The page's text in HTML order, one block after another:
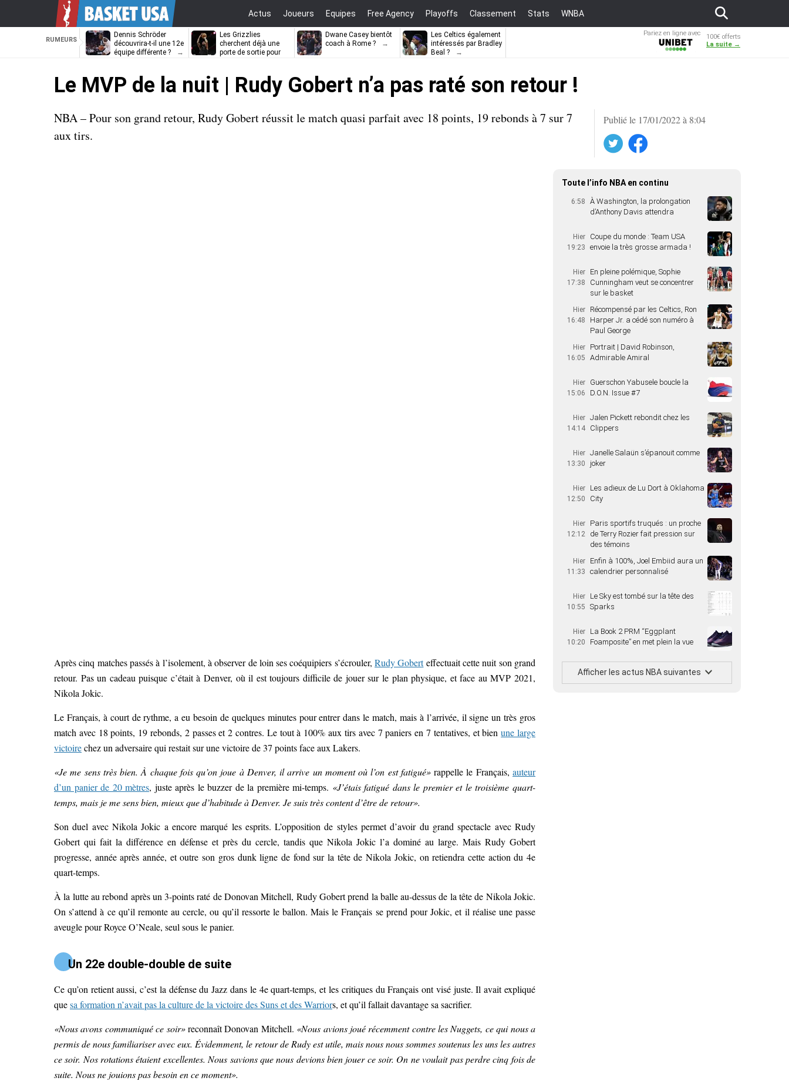
Actus Joueurs Equipes Free Agency Playoffs Classement Stats WNBA
RUMEURS
Dennis Schröder
découvrira-t-il une 12e
équipe différente ?
Les Grizzlies
cherchent déjà une
porte de sortie pour
Dwane Casey bientôt
coach à Rome ?
Les Celtics également
intéressés par Bradley
Beal ?
Pariez en ligne avec
100€ offerts
La suite →
Le MVP de la nuit | Rudy Gobert n’a pas raté son retour !
Publié le 17/01/2022 à 8:04
Facebook
NBA – Pour son grand retour, Rudy Gobert réussit le match quasi parfait avec 18 points, 19 rebonds à 7 sur 7
aux tirs.
Après cinq matches passés à l’isolement, à observer de loin ses coéquipiers s’écrouler,Rudy Goberteffectuait cette nuit son grand
retour. Pas un cadeau puisque c’était à Denver, où il est toujours difficile de jouer sur le plan physique, et face au MVP 2021,
Nikola Jokic.
Le Français, à court de rythme, a eu besoin de quelques minutes pour entrer dans le match, mais à l’arrivée, il signe un très gros
match avec 18 points, 19 rebonds, 2 passes et 2 contres. Le tout à 100% aux tirs avec 7 paniers en 7 tentatives, et bienune large
victoirechez un adversaire qui restait sur une victoire de 37 points face aux Lakers.
«Je me sens très bien. À chaque fois qu’on joue à Denver, il arrive un moment où l’on est fatigué»rappelle le Français,auteur
d’un panier de 20 mètres, juste après le buzzer de la première mi-temps. «J’étais fatigué dans le premier et le troisième quart-
temps, mais je me sens bien, mieux que d’habitude à Denver. Je suis très content d’être de retour».
Son duel avec Nikola Jokic a encore marqué les esprits. L’opposition de styles permet d’avoir du grand spectacle avec Rudy
Gobert qui fait la différence en défense et près du cercle, tandis que Nikola Jokic l’a dominé au large. Mais Rudy Gobert
progresse, année après année, et outre son gros dunk ligne de fond sur la tête de Nikola Jokic, on retiendra cette action du 4e
quart-temps.
À la lutte au rebond après un 3-points raté de Donovan Mitchell, Rudy Gobert prend la balle au-dessus de la tête de Nikola Jokic.
On s’attend à ce qu’il remonte au cercle, ou qu’il ressorte le ballon. Mais le Français se prend pour Jokic, et il réalise une passe
aveugle pour Royce O’Neale, seul sous le panier.
Un 22e double-double de suite
Ce qu’on retient aussi, c’est la défense du Jazz dans le 4e quart-temps, et les critiques du Français ont visé juste. Il avait expliqué
quesa formation n’avait pas la culture de la victoire des Suns et des Warriors, et qu’il fallait davantage sa sacrifier.
«Nous avons communiqué ce soir»reconnaît Donovan Mitchell. «Nous avions joué récemment contre les Nuggets, ce qui nous a
permis de nous familiariser avec eux. Évidemment, le retour de Rudy est utile, mais nous nous sommes soutenus les uns les autres
ce soir. Nos rotations étaient excellentes. Nous savions que nous devions bien jouer ce soir. On ne voulait pas perdre cinq fois de
suite. Nous ne jouions pas besoin en ce moment».
Toute l’info NBA en continu
6:58
À Washington, la prolongation
d’Anthony Davis attendra
Hier
19:23
Coupe du monde : Team USA
envoie la très grosse armada !
Hier
17:38
En pleine polémique, Sophie
Cunningham veut se concentrer
sur le basket
Hier
16:48
Récompensé par les Celtics, Ron
Harper Jr. a cédé son numéro à
Paul George
Hier
16:05
Portrait | David Robinson,
Admirable Amiral
Hier
15:06
Guerschon Yabusele boucle la
D.O.N. Issue #7
Hier
14:14
Jalen Pickett rebondit chez les
Clippers
Hier
13:30
Janelle Salaün s’épanouit comme
joker
Hier
12:50
Les adieux de Lu Dort à Oklahoma
City
Hier
12:12
Paris sportifs truqués : un proche
de Terry Rozier fait pression sur
des témoins
Hier
11:33
Enfin à 100%, Joel Embiid aura un
calendrier personnalisé
Hier
10:55
Le Sky est tombé sur la tête des
Sparks
Hier
10:20
La Book 2 PRM “Eggplant
Foamposite” en met plein la vue
Afficher les actus NBA suivantes